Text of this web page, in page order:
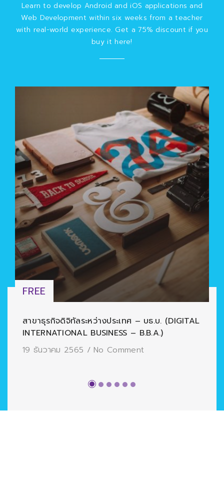
Learn to develop Android and iOS applications and
Web Development within six weeks from a teacher
with real-world experience. Get a 75% discount if you
buy it here!
FREE
สาขาธุรกิจดิจิทัลระหว่างประเทศ – บธ.บ. (DIGITAL
INTERNATIONAL BUSINESS – B.B.A.)
19 ธันวาคม 2565 /No Comment